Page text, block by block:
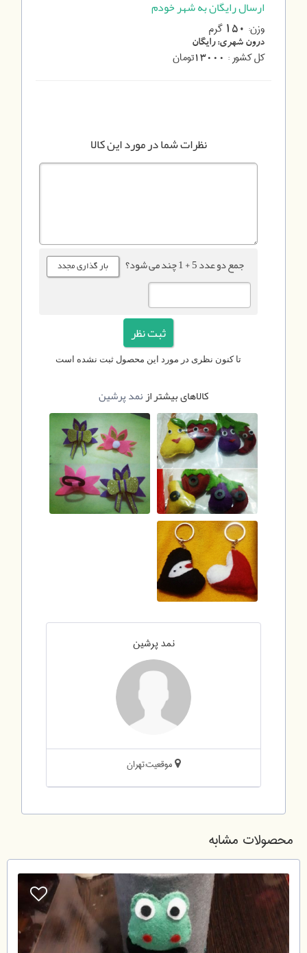
ارسال رایگان به شهر خودم
وزن: گرم
درون شهری:رایگان
کل کشور : 13000تومان
نظرات شما در مورد این کالا
جمع دو عدد 5 + 1 چند می شود؟
تا کنون نظری در مورد این محصول ثبت نشده است
کالاهای بیشتر ازنمد پرشین
نمد پرشین
موقعیت:تهران
محصولات مشابه